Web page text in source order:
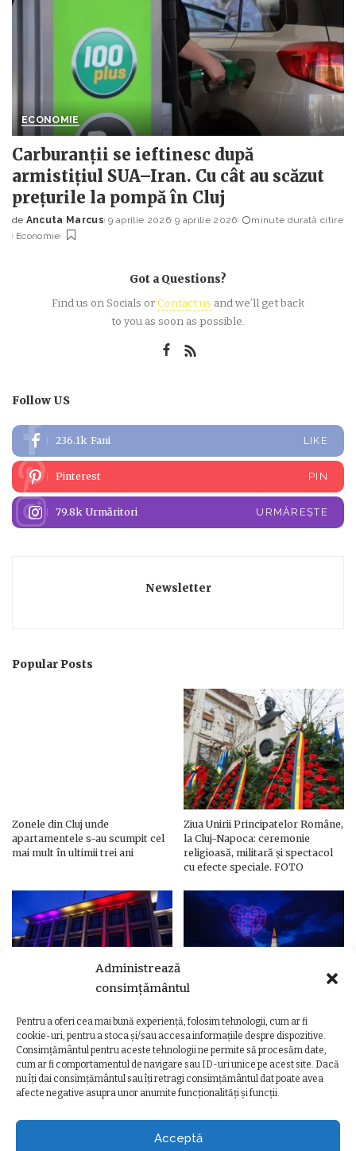
Administrează
consimțământul
Pentru a oferi cea mai bună experiență, folosim tehnologii, cum ar fi
cookie-uri, pentru a stoca și/sau accesa informațiile despre dispozitive.
Consimțământul pentru aceste tehnologii ne permite să procesăm date,
cum ar fi comportamentul de navigare sau ID-uri unice pe acest site. Dacă
nu îți dai consimțământul sau îți retragi consimțământul dat poate avea
afecte negative asupra unor anumite funcționalități și funcții.
Acceptă
ECONOMIE
Carburanții se ieftinesc după
armistițiul SUA–Iran. Cu cât au scăzut
prețurile la pompă în Cluj
Posted
by
de Ancuta Marcus 9 aprilie 2026 9 aprilie 2026
minute durată citire
Economie
Got a Questions?
Find us on Socials orContact us and we’ll get back
to you as soon as possible.
Follow US
236.1k Fani LIKE
Pinterest PIN
79.8k Urmăritori URMĂREȘTE
Newsletter
Popular Posts
Zonele din Cluj unde
apartamentele s-au scumpit cel
mai mult în ultimii trei ani
Ziua Unirii Principatelor Române,
la Cluj-Napoca: ceremonie
religioasă, militară și spectacol
cu efecte speciale. FOTO
Ziua Unirii Principatelor Române
– Clădiri și poduri din Cluj,
iluminate în culorile drapelului
Ziua Unirii la Cluj-Napoca.
Programul complet al
evenimentelor